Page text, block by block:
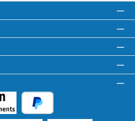
Später Bezahlen